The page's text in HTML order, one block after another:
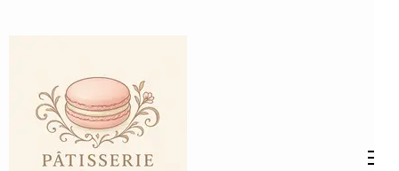
(Pressez
Entrée)